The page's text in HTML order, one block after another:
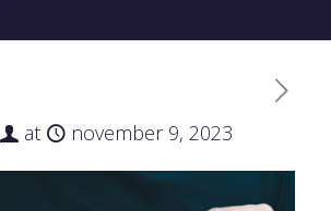
at november 9, 2023